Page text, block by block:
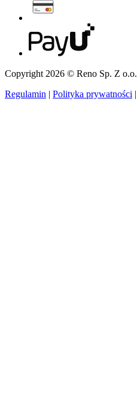
Copyright 2026 © Reno Sp. Z o.o.
Regulamin | Polityka prywatności |